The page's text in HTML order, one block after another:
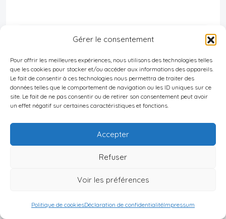
Gérer le consentement
Pour offrir les meilleures expériences, nous utilisons des technologies telles
que les cookies pour stocker et/ou accéder aux informations des appareils.
Le fait de consentir à ces technologies nous permettra de traiter des
données telles que le comportement de navigation ou les ID uniques sur ce
site. Le fait de ne pas consentir ou de retirer son consentement peut avoir
un effet négatif sur certaines caractéristiques et fonctions.
Accepter
Refuser
Voir les préférences
Politique de cookiesDéclaration de confidentialitéImpressum
LES 5 MEILLEURES
DESTINATIONS
IMMOBILIÈRES DE 2026
VOUS ATTENDENT
EN 1H, DÉCOUVREZ LA VÔTRE
Vous avez compris le potentiel de
l'immobilier international. Mais où
commencer ? Quelle destination ? Quel
fiscalité ?